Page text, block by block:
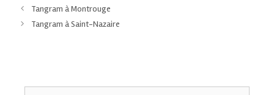
Tangram à Montrouge
Tangram à Saint-Nazaire